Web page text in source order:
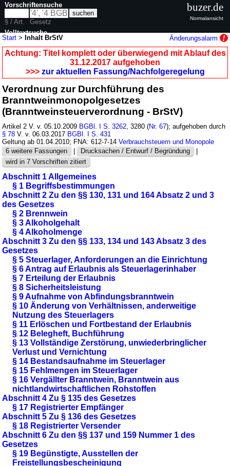
Start >Inhalt BrStV Änderungsalarm
Achtung: Titel komplett oder überwiegend mit Ablauf des
31.12.2017 aufgehoben
>>> zur aktuellen Fassung/Nachfolgeregelung
Verordnung zur Durchführung des
Branntweinmonopolgesetzes
(Branntweinsteuerverordnung - BrStV)
Artikel 2 V. v. 05.10.2009 BGBl. I S. 3262 , 3280 (Nr. 67); aufgehoben durch
§ 78 V. v. 06.03.2017 BGBl. I S. 431
Geltung ab 01.04.2010; FNA: 612-7-14Verbrauchsteuern und Monopole
6 weitere Fassungen
| Drucksachen / Entwurf / Begründung
|
wird in 7 Vorschriften zitiert
Abschnitt 1 Allgemeines
§ 1 Begriffsbestimmungen
Abschnitt 2 Zu den §§ 130, 131 und 164 Absatz 2 und 3
des Gesetzes
§ 2 Brennwein
§ 3 Alkoholgehalt
§ 4 Alkoholmenge
Abschnitt 3 Zu den §§ 133, 134 und 143 Absatz 3 des
Gesetzes
§ 5 Steuerlager, Anforderungen an die Einrichtung
§ 6 Antrag auf Erlaubnis als Steuerlagerinhaber
§ 7 Erteilung der Erlaubnis
§ 8 Sicherheitsleistung
§ 9 Aufnahme von Abfindungsbranntwein
§ 10 Änderung von Verhältnissen, anderweitige
Nutzung des Steuerlagers
§ 11 Erlöschen und Fortbestand der Erlaubnis
§ 12 Belegheft, Buchführung
§ 13 Vollständige Zerstörung, unwiederbringlicher
Verlust und Vernichtung
§ 14 Bestandsaufnahme im Steuerlager
§ 15 Fehlmengen im Steuerlager
§ 16 Vergällter Branntwein, Branntwein aus
nichtlandwirtschaftlichen Rohstoffen
Abschnitt 4 Zu § 135 des Gesetzes
§ 17 Registrierter Empfänger
Abschnitt 5 Zu § 136 des Gesetzes
§ 18 Registrierter Versender
Abschnitt 6 Zu den §§ 137 und 159 Nummer 1 des
Gesetzes
§ 19 Begünstigte, Ausstellen der
Freistellungsbescheinigung
Vorschriftensuche
§ / Art.
Gesetz
Volltextsuche
nur in BrStV
buzer.de
Normalansicht